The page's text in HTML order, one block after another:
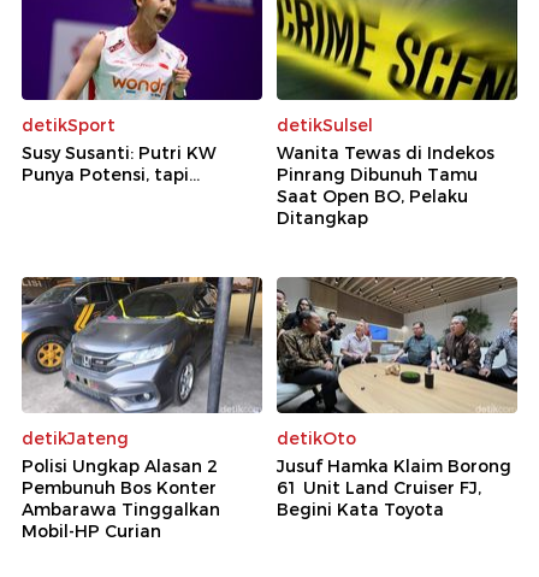
detikSport
Susy Susanti: Putri KW
Punya Potensi, tapi...
detikSulsel
Wanita Tewas di Indekos
Pinrang Dibunuh Tamu
Saat Open BO, Pelaku
Ditangkap
detikJateng
Polisi Ungkap Alasan 2
Pembunuh Bos Konter
Ambarawa Tinggalkan
Mobil-HP Curian
detikOto
Jusuf Hamka Klaim Borong
61 Unit Land Cruiser FJ,
Begini Kata Toyota